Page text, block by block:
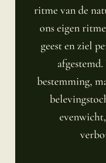
ritme van de
ons eigen
geest en ziel
bestemming,